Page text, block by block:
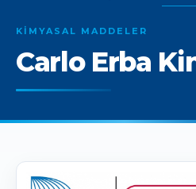
KIMYASAL MADDELER
Carlo Erba